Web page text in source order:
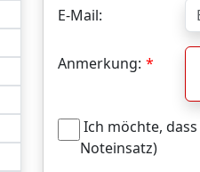
E-Mail:
Anmerkung:
Ich möchte,
Noteinsatz)